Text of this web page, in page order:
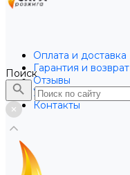
Оплата и доставка
Гарантия и возврат
Отзывы
Услуги
Контакты
Поиск